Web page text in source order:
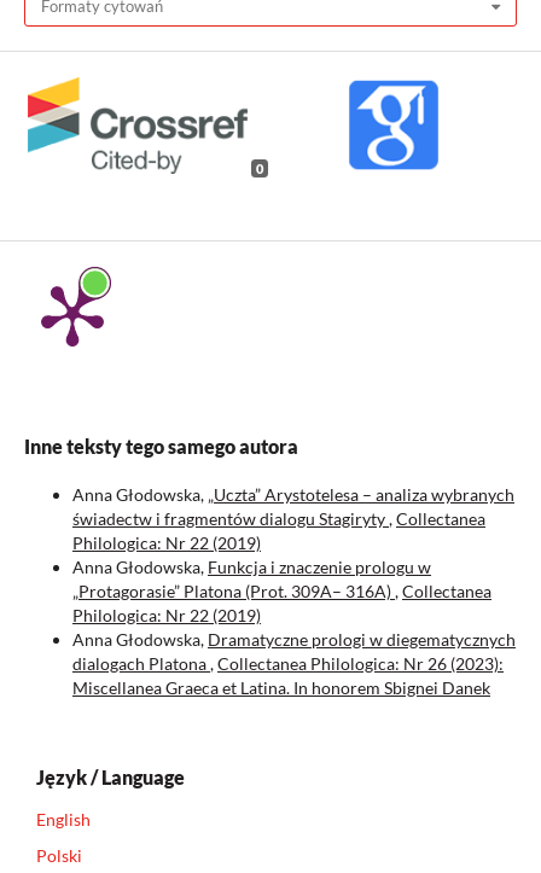
Formaty cytowań
0
Inne teksty tego samego autora
Anna Głodowska, „Uczta” Arystotelesa – analiza wybranych
świadectw i fragmentów dialogu Stagiryty,Collectanea
Philologica: Nr 22 (2019)
Anna Głodowska, Funkcja i znaczenie prologu w
„Protagorasie” Platona (Prot. 309A– 316A),Collectanea
Philologica: Nr 22 (2019)
Anna Głodowska, Dramatyczne prologi w diegematycznych
dialogach Platona,Collectanea Philologica: Nr 26 (2023):
Miscellanea Graeca et Latina. In honorem Sbignei Danek
Język / Language
English
Polski